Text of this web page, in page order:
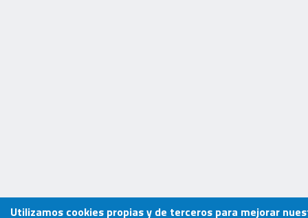
Utilizamos cookies propias y de terceros para mejorar